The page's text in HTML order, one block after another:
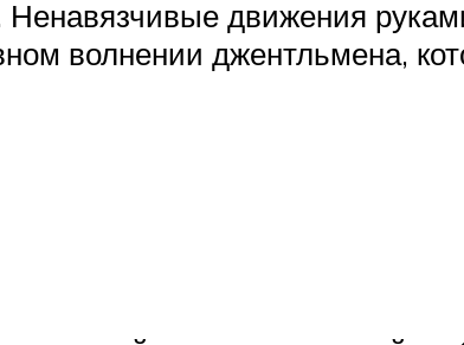
движения
волнении джентльмена,